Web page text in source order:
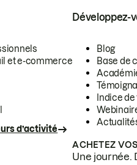
et e-commerce
d’activité
Développez-
Blog
Base de
Indice
ACHETEZ
Une journée.